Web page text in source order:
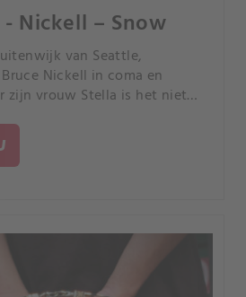
Nickell – Snow
van Seattle,
Nickell in coma en
zijn vrouw Stella is het niet